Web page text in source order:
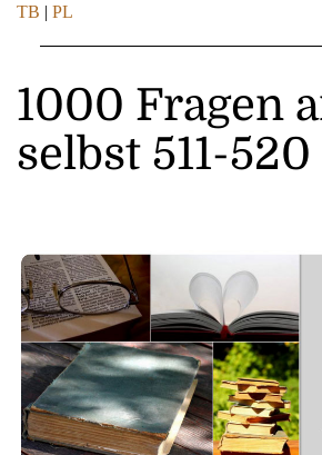
TB | PL
1000 Fragen
selbst 511-520